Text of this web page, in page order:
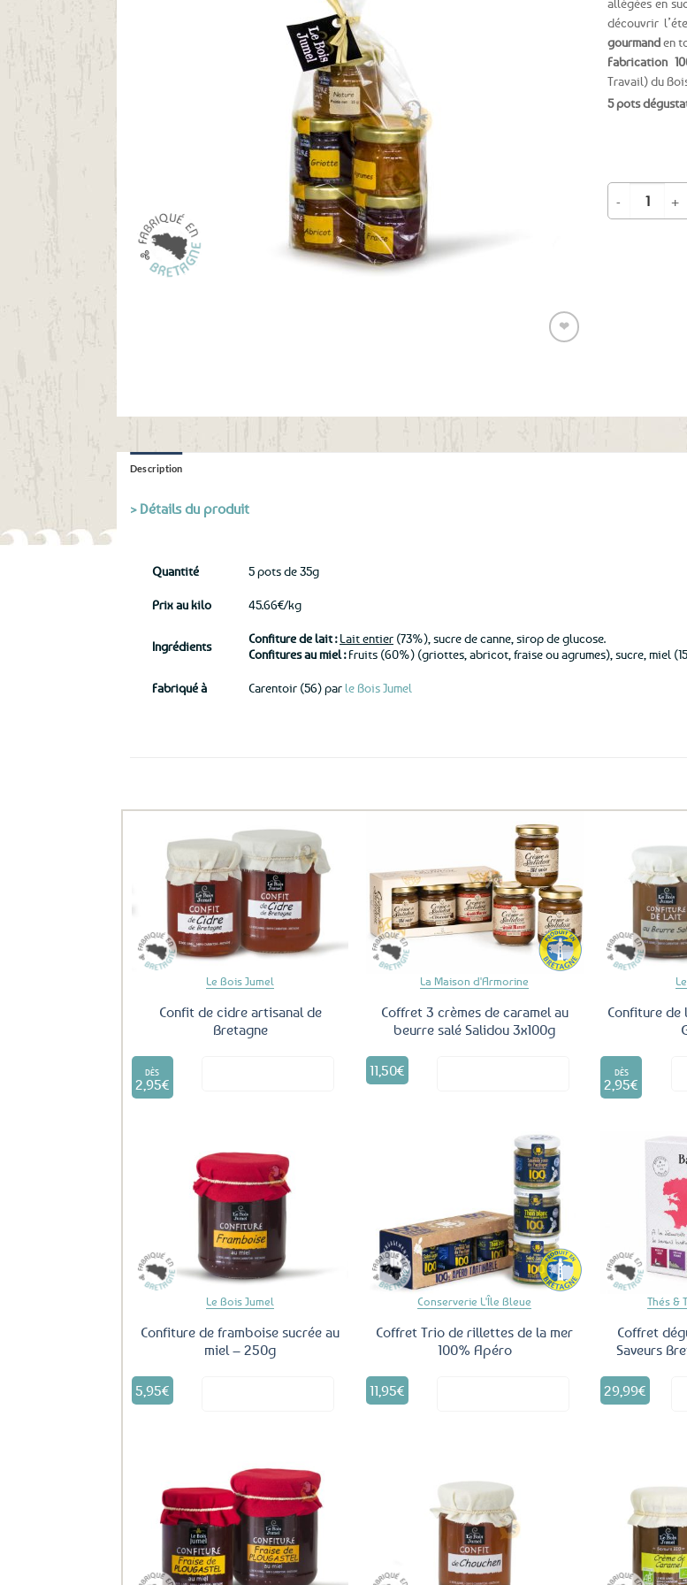
❤
favoris
allégées en
découvrir
gourmanden
Fabrication
Travail) du
5 pots
quantité de
Description
> Détails du produit
Quantité 5 pots de 35g
Prix au kilo 45.66€/kg
Ingrédients
Confiture de lait :Lait entier (73%), sucre de canne, sirop de glucose.
Confitures au miel :Fruits (60%) (griottes, abricot, fraise ou agrumes), sucre, miel
Fabriqué à Carentoir (56) parle Bois Jumel
Ajouter
Le Bois Jumel
Confit de cidre artisanal de
Bretagne
DÈS
2,95€
Ce
options
peuvent
page
du
produit
Ajouter
aux
favoris
La Maison d'Armorine
Coffret 3 crèmes de caramel au
beurre salé Salidou 3x100g
11,50€
Confiture de
DÈS
2,95€
Ce
Les
options
peuvent
être
choisies
sur
la
page
produit
Le Bois Jumel
Confiture de framboise sucrée au
miel – 250g
5,95€
Ajouter
aux
favoris
Conserverie L'Île Bleue
Coffret Trio de rillettes de la mer
100% Apéro
11,95€
Thés &
Coffret
Saveurs
29,99€
Ajouter